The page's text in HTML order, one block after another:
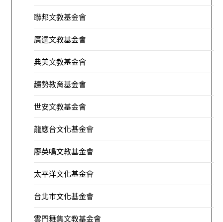
聯邦文教基金會
廣達文教基金會
典美文教基金會
趨勢教育基金會
世安文教基金會
龍應台文化基金會
廖英鳴文教基金會
太平洋文化基金會
台北市文化基金會
雲門舞集文教基金會